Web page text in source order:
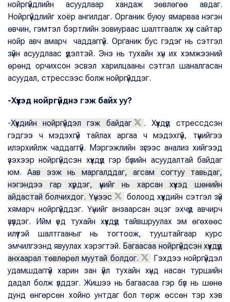
нойргүйдлийн асуудлаар хандаж зөвлөгөө авдаг.
Нойргүйдлийг хоёр ангилдаг. Органик буюу ямарваа нэгэн
өвчин, гэмтэл бэртлийн зовиураас шалтгаалж хүн сайтар
нойр авч амарч чаддаггүй. Органик бус гэдэг нь сэтгэл
зүйн асуудлаас үүдэлтэй. Энэ нь тухайн хүн их хэмжээний
өрөнд орчихсон эсвэл харилцааны сэтгэл шаналгасан
асуудал, стрессээс болж нойргүйддэг.
-Хүүхэд нойргүйднэ гэж байх уу?
-Хүүхдийн нойргүйдэл гэж байдаг
. Хүүхдүүд стрессдсэн
гэдгээ ч мэдэхгүй тайлах аргаа ч мэдэхгүй, түүнийгээ
илэрхийлж чаддаггүй. Мэргэжлийн зүгээс анализ хийгээд
үзэхээр нойргүйдсэн хүүхдүүд гэр бүлийн асуудалтай байдаг
юм.Аав ээж нь маргалддаг, агсам согтуу тавьдаг,
нэгэндээ гар хүрдэг, үүнийг нь харсан хүүхэд шөнийн
айдастай болчихдог. Үүнээс
болоод хүүхдийн сэтгэл зүй
хямарч нойргүйддэг. Үүнийг анзаарсан эцэг эхчүүд авчирч
үзүүлдэг. Ийм үед тухайн хүүхдүүд тайвшруулах эм өгөхөөс
илүүтэй шалтгааныг нь тогтоож, тууштайгаар курс
эмчилгээнд явуулах хэрэгтэй. Багаасаа нойргүйдсэн хүүхдүүд
анхаарал төвлөрөл муутай болдог.
Гэхдээ нойргүйдэл
удамшдаггүй харин зан үйл тухайн хүнд насан туршийн
дадал болж үлддэг. Жишээ нь багаасаа гэр бүл нь шөнө
дунд өнгөрсөн хойно унтдаг бол төрж өссөн тэр хэв